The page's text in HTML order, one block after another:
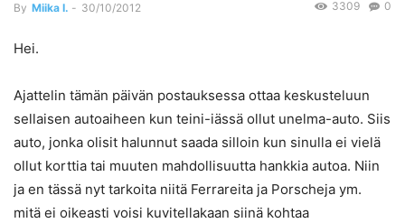
By Miika I. - 30/10/2012 0
3309
Hei.
Ajattelin tämän päivän postauksessa ottaa keskusteluun
sellaisen autoaiheen kun teini-iässä ollut unelma-auto. Siis
auto, jonka olisit halunnut saada silloin kun sinulla ei vielä
ollut korttia tai muuten mahdollisuutta hankkia autoa. Niin
ja en tässä nyt tarkoita niitä Ferrareita ja Porscheja ym.
mitä ei oikeasti voisi kuvitellakaan siinä kohtaa